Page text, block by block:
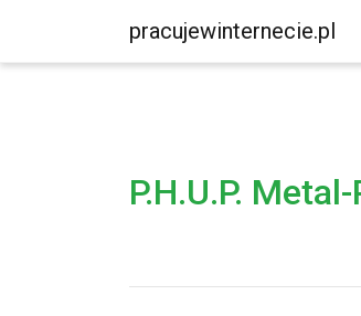
pracujewinternecie.pl
P.H.U.P.